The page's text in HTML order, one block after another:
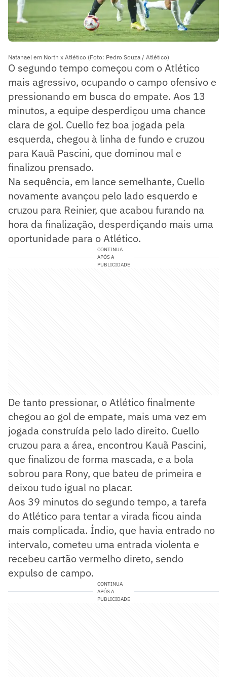
Natanael em North x Atlético (Foto: Pedro Souza / Atlético)
O segundo tempo começou com o Atlético
mais agressivo, ocupando o campo ofensivo e
pressionando em busca do empate. Aos 13
minutos, a equipe desperdiçou uma chance
clara de gol. Cuello fez boa jogada pela
esquerda, chegou à linha de fundo e cruzou
para Kauã Pascini, que dominou mal e
finalizou prensado.
Na sequência, em lance semelhante, Cuello
novamente avançou pelo lado esquerdo e
cruzou para Reinier, que acabou furando na
hora da finalização, desperdiçando mais uma
oportunidade para o Atlético.
CONTINUA
APÓS A
PUBLICIDADE
De tanto pressionar, o Atlético finalmente
chegou ao gol de empate, mais uma vez em
jogada construída pelo lado direito. Cuello
cruzou para a área, encontrou Kauã Pascini,
que finalizou de forma mascada, e a bola
sobrou para Rony, que bateu de primeira e
deixou tudo igual no placar.
Aos 39 minutos do segundo tempo, a tarefa
do Atlético para tentar a virada ficou ainda
mais complicada. Índio, que havia entrado no
intervalo, cometeu uma entrada violenta e
recebeu cartão vermelho direto, sendo
expulso de campo.
CONTINUA
APÓS A
PUBLICIDADE